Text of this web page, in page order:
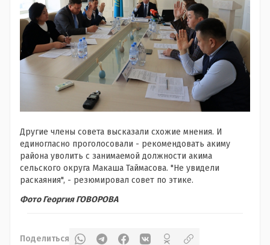
Другие члены совета высказали схожие мнения. И
единогласно проголосовали - рекомендовать акиму
района уволить с занимаемой должности акима
сельского округа Макаша Таймасова. "Не увидели
раскаяния", - резюмировал совет по этике.
Фото Георгия ГОВОРОВА
Поделиться